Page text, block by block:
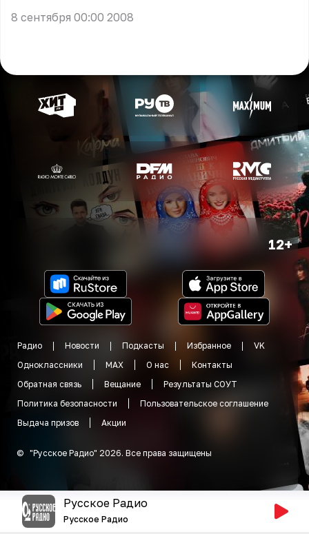
8 сентября 00:00 2008
12+
Радио Новости Подкасты Избранное
VK
Одноклассники
MAX О нас
Контакты
Обратная связь
Вещание
Результаты СОУТ
Политика безопасности
Пользовательское соглашение
Выдача призов
Акции
© "Русское Радио" 2026. Все права защищены
Русское Радио
Русское Радио